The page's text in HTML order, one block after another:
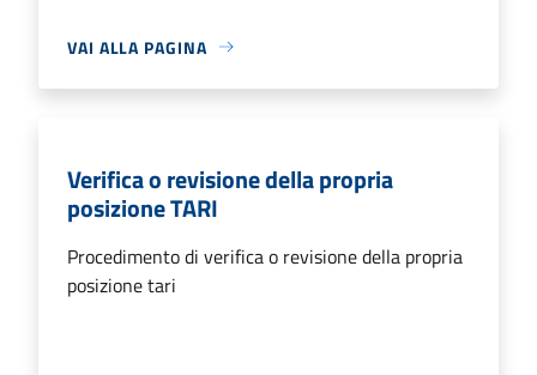
VAI ALLA PAGINA
Verifica o revisione della propria
posizione TARI
Procedimento di verifica o revisione della propria
posizione tari